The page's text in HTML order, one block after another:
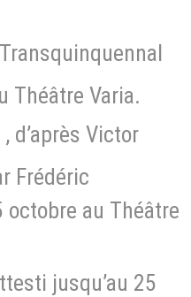
Théâtre Varia.
, d’après Victor
Frédéric
octobre au Théâtre
jusqu’au 25